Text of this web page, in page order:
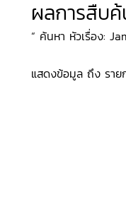
ผลการสืบ
“ ค้นหา หัวเรื่อง:
แสดงข้อมูล ถึง รา